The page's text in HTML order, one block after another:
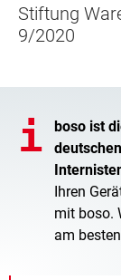
Stiftung
9/2020
boso ist
Ihren
mit boso.
am